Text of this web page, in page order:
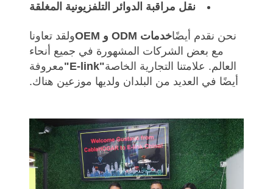
نقل مراقبة الدوائر التلفزيونية المغلقة
نحن نقدم أيضًاخدمات ODM و OEM
ولقد تعاونا
مع بعض الشركات المشهورة في جميع أنحاء
العالم. علامتنا التجارية الخاصة"E-link"
معروفة
أيضًا في العديد من البلدان ولديها موزعين هناك.